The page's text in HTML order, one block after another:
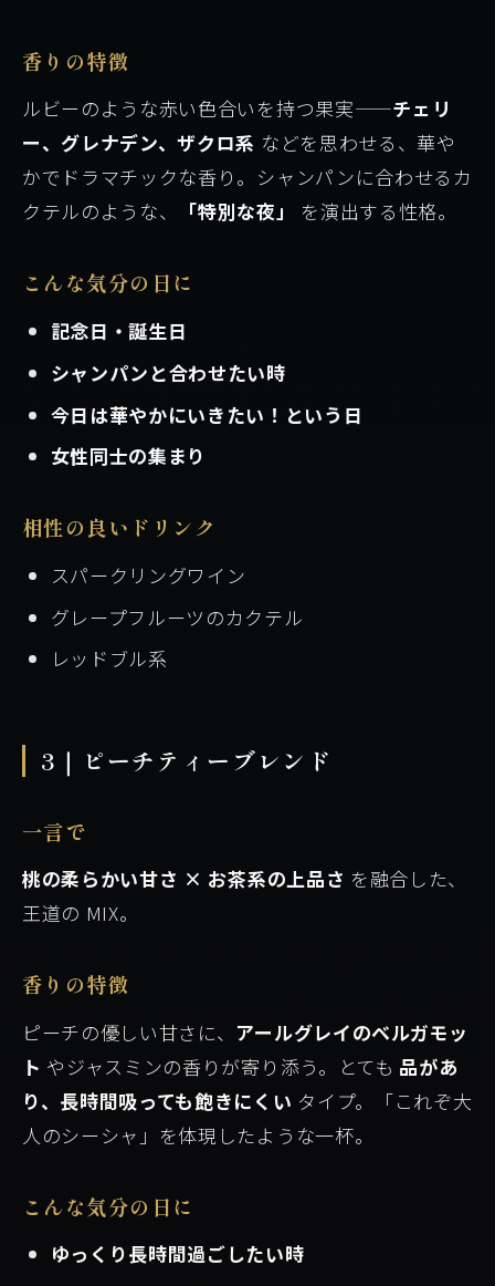
香りの特徴
ルビーのような赤い色合いを持つ果実——チェリ
ー、グレナデン、ザクロ系 などを思わせる、華や
かでドラマチックな香り。シャンパンに合わせるカ
クテルのような、
「特別な夜」 を演出する性格。
こんな気分の日に
記念日・誕生日
シャンパンと合わせたい時
今日は華やかにいきたい！という日
女性同士の集まり
相性の良いドリンク
スパークリングワイン
グレープフルーツのカクテル
レッドブル系
3｜ピーチティーブレンド
一言で
桃の柔らかい甘さ × お茶系の上品さ を融合した、
王道の MIX。
香りの特徴
ピーチの優しい甘さに、 アールグレイのベルガモッ
ト やジャスミンの香りが寄り添う。とても 品があ
り、長時間吸っても飽きにくい タイプ。「これぞ大
人のシーシャ」を体現したような一杯。
こんな気分の日に
ゆっくり長時間過ごしたい時